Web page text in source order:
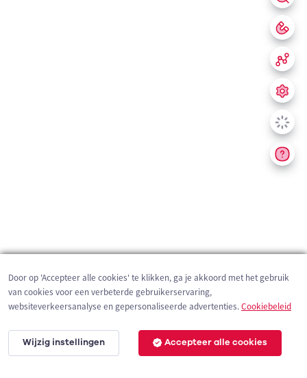
200 m
Door op 'Accepteer alle cookies' te klikken, ga je akkoord met het gebruik
van cookies voor een verbeterde gebruikerservaring,
websiteverkeersanalyse en gepersonaliseerde advertenties.Cookiebeleid
Wijzig instellingen Accepteer alle cookies